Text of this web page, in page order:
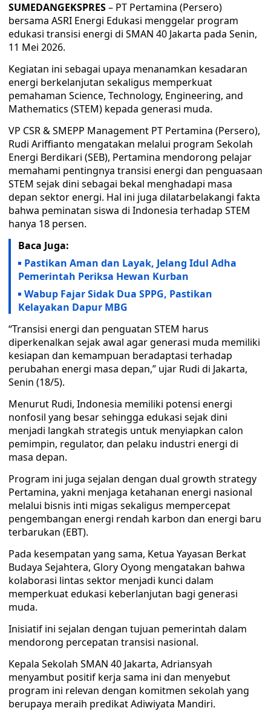
SUMEDANGEKSPRES– PT Pertamina (Persero)
bersama ASRI Energi Edukasi menggelar program
edukasi transisi energi di SMAN 40 Jakarta pada Senin,
11 Mei 2026.
Kegiatan ini sebagai upaya menanamkan kesadaran
energi berkelanjutan sekaligus memperkuat
pemahaman Science, Technology, Engineering, and
Mathematics (STEM) kepada generasi muda.
VP CSR & SMEPP Management PT Pertamina (Persero),
Rudi Ariffianto mengatakan melalui program Sekolah
Energi Berdikari (SEB), Pertamina mendorong pelajar
memahami pentingnya transisi energi dan penguasaan
STEM sejak dini sebagai bekal menghadapi masa
depan sektor energi. Hal ini juga dilatarbelakangi fakta
bahwa peminatan siswa di Indonesia terhadap STEM
hanya 18 persen.
Baca Juga:
Pastikan Aman dan Layak, Jelang Idul Adha
Pemerintah Periksa Hewan Kurban
Wabup Fajar Sidak Dua SPPG, Pastikan
Kelayakan Dapur MBG
“Transisi energi dan penguatan STEM harus
diperkenalkan sejak awal agar generasi muda memiliki
kesiapan dan kemampuan beradaptasi terhadap
perubahan energi masa depan,” ujar Rudi di Jakarta,
Senin (18/5).
Menurut Rudi, Indonesia memiliki potensi energi
nonfosil yang besar sehingga edukasi sejak dini
menjadi langkah strategis untuk menyiapkan calon
pemimpin, regulator, dan pelaku industri energi di
masa depan.
Program ini juga sejalan dengan dual growth strategy
Pertamina, yakni menjaga ketahanan energi nasional
melalui bisnis inti migas sekaligus mempercepat
pengembangan energi rendah karbon dan energi baru
terbarukan (EBT).
Pada kesempatan yang sama, Ketua Yayasan Berkat
Budaya Sejahtera, Glory Oyong mengatakan bahwa
kolaborasi lintas sektor menjadi kunci dalam
memperkuat edukasi keberlanjutan bagi generasi
muda.
Inisiatif ini sejalan dengan tujuan pemerintah dalam
mendorong percepatan transisi nasional.
Kepala Sekolah SMAN 40 Jakarta, Adriansyah
menyambut positif kerja sama ini dan menyebut
program ini relevan dengan komitmen sekolah yang
berupaya meraih predikat Adiwiyata Mandiri.